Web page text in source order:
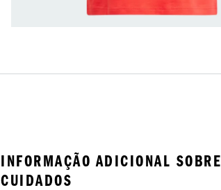
INFORMAÇÃO ADICIONAL SOBRE
CUIDADOS